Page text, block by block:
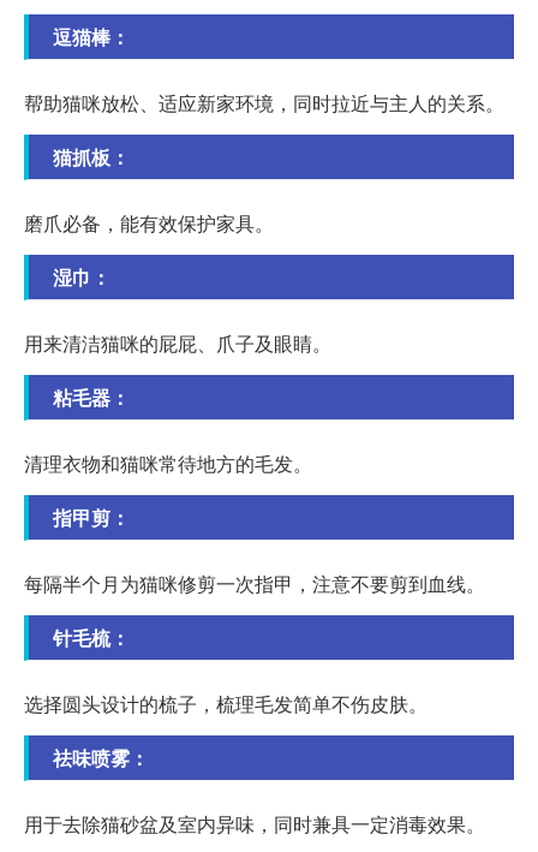
逗猫棒：
帮助猫咪放松、适应新家环境，同时拉近与主人的关系。
猫抓板：
磨爪必备，能有效保护家具。
湿巾：
用来清洁猫咪的屁屁、爪子及眼睛。
粘毛器：
清理衣物和猫咪常待地方的毛发。
指甲剪：
每隔半个月为猫咪修剪一次指甲，注意不要剪到血线。
针毛梳：
选择圆头设计的梳子，梳理毛发简单不伤皮肤。
祛味喷雾：
用于去除猫砂盆及室内异味，同时兼具一定消毒效果。